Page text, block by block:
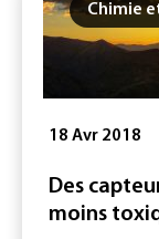
Chimie
18 Avr 2018
Des
moins